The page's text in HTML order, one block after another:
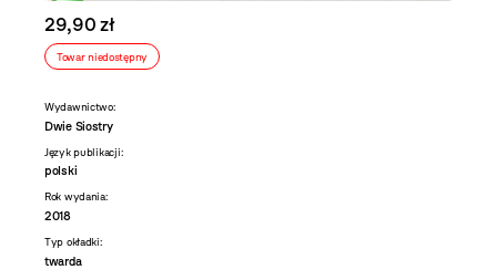
29,90 zł
Towar niedostępny
Wydawnictwo:
Dwie Siostry
Język publikacji:
polski
Rok wydania:
2018
Typ okładki:
twarda